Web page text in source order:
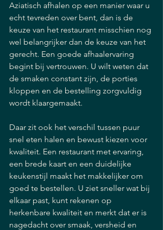
Aziatisch afhalen op een manier waar u
echt tevreden over bent, dan is de
keuze van het restaurant misschien nog
wel belangrijker dan de keuze van het
gerecht. Een goede afhaalervaring
begint bij vertrouwen. U wilt weten dat
de smaken constant zijn, de porties
kloppen en de bestelling zorgvuldig
wordt klaargemaakt.
Daar zit ook het verschil tussen puur
snel eten halen en bewust kiezen voor
kwaliteit. Een restaurant met ervaring,
een brede kaart en een duidelijke
keukenstijl maakt het makkelijker om
goed te bestellen. U ziet sneller wat bij
elkaar past, kunt rekenen op
herkenbare kwaliteit en merkt dat er is
nagedacht over smaak, versheid en